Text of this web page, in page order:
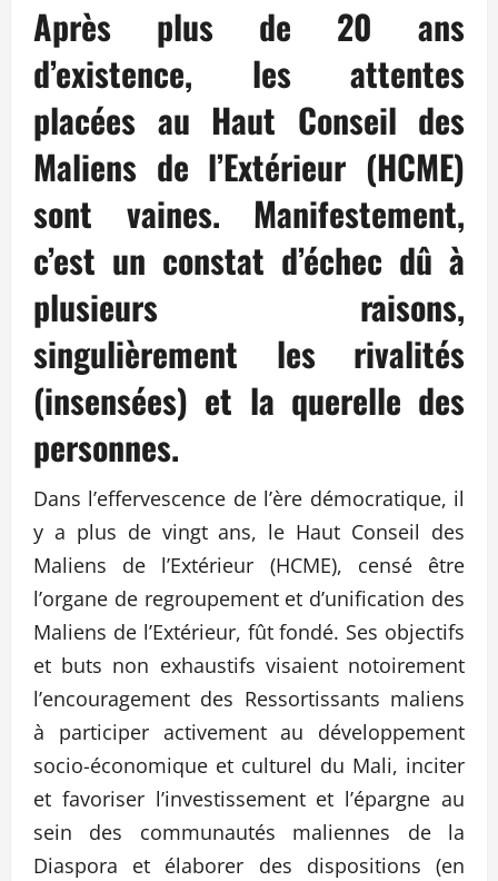
Après plus de 20 ans
d’existence, les attentes
placées au Haut Conseil des
Maliens de l’Extérieur (HCME)
sont vaines. Manifestement,
c’est un constat d’échec dû à
plusieurs raisons,
singulièrement les rivalités
(insensées) et la querelle des
personnes.
Dans l’effervescence de l’ère démocratique, il
y a plus de vingt ans, le Haut Conseil des
Maliens de l’Extérieur (HCME), censé être
l’organe de regroupement et d’unification des
Maliens de l’Extérieur, fût fondé. Ses objectifs
et buts non exhaustifs visaient notoirement
l’encouragement des Ressortissants maliens
à participer activement au développement
socio-économique et culturel du Mali, inciter
et favoriser l’investissement et l’épargne au
sein des communautés maliennes de la
Diaspora et élaborer des dispositions (en